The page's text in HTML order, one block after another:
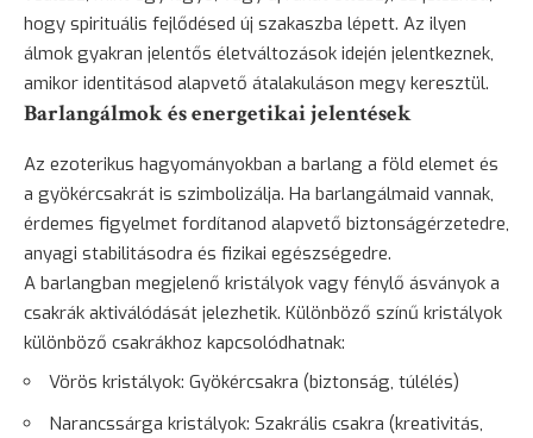
hogy spirituális fejlődésed új szakaszba lépett. Az ilyen
álmok gyakran jelentős életváltozások idején jelentkeznek,
amikor identitásod alapvető átalakuláson megy keresztül.
Barlangálmok és energetikai jelentések
Az ezoterikus hagyományokban a barlang a föld elemet és
a gyökércsakrát is szimbolizálja. Ha barlangálmaid vannak,
érdemes figyelmet fordítanod alapvető biztonságérzetedre,
anyagi stabilitásodra és fizikai egészségedre.
A barlangban megjelenő kristályok vagy fénylő ásványok a
csakrák aktiválódását jelezhetik. Különböző színű kristályok
különböző csakrákhoz kapcsolódhatnak:
Vörös kristályok: Gyökércsakra (biztonság, túlélés)
Narancssárga kristályok: Szakrális csakra (kreativitás,